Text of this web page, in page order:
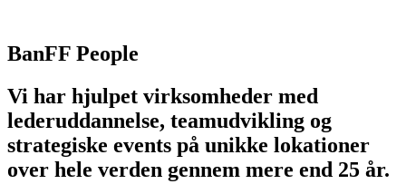
BanFF People
Vi har hjulpet virksomheder med
lederuddannelse, teamudvikling og
strategiske events på unikke lokationer
over hele verden gennem mere end 25 år.